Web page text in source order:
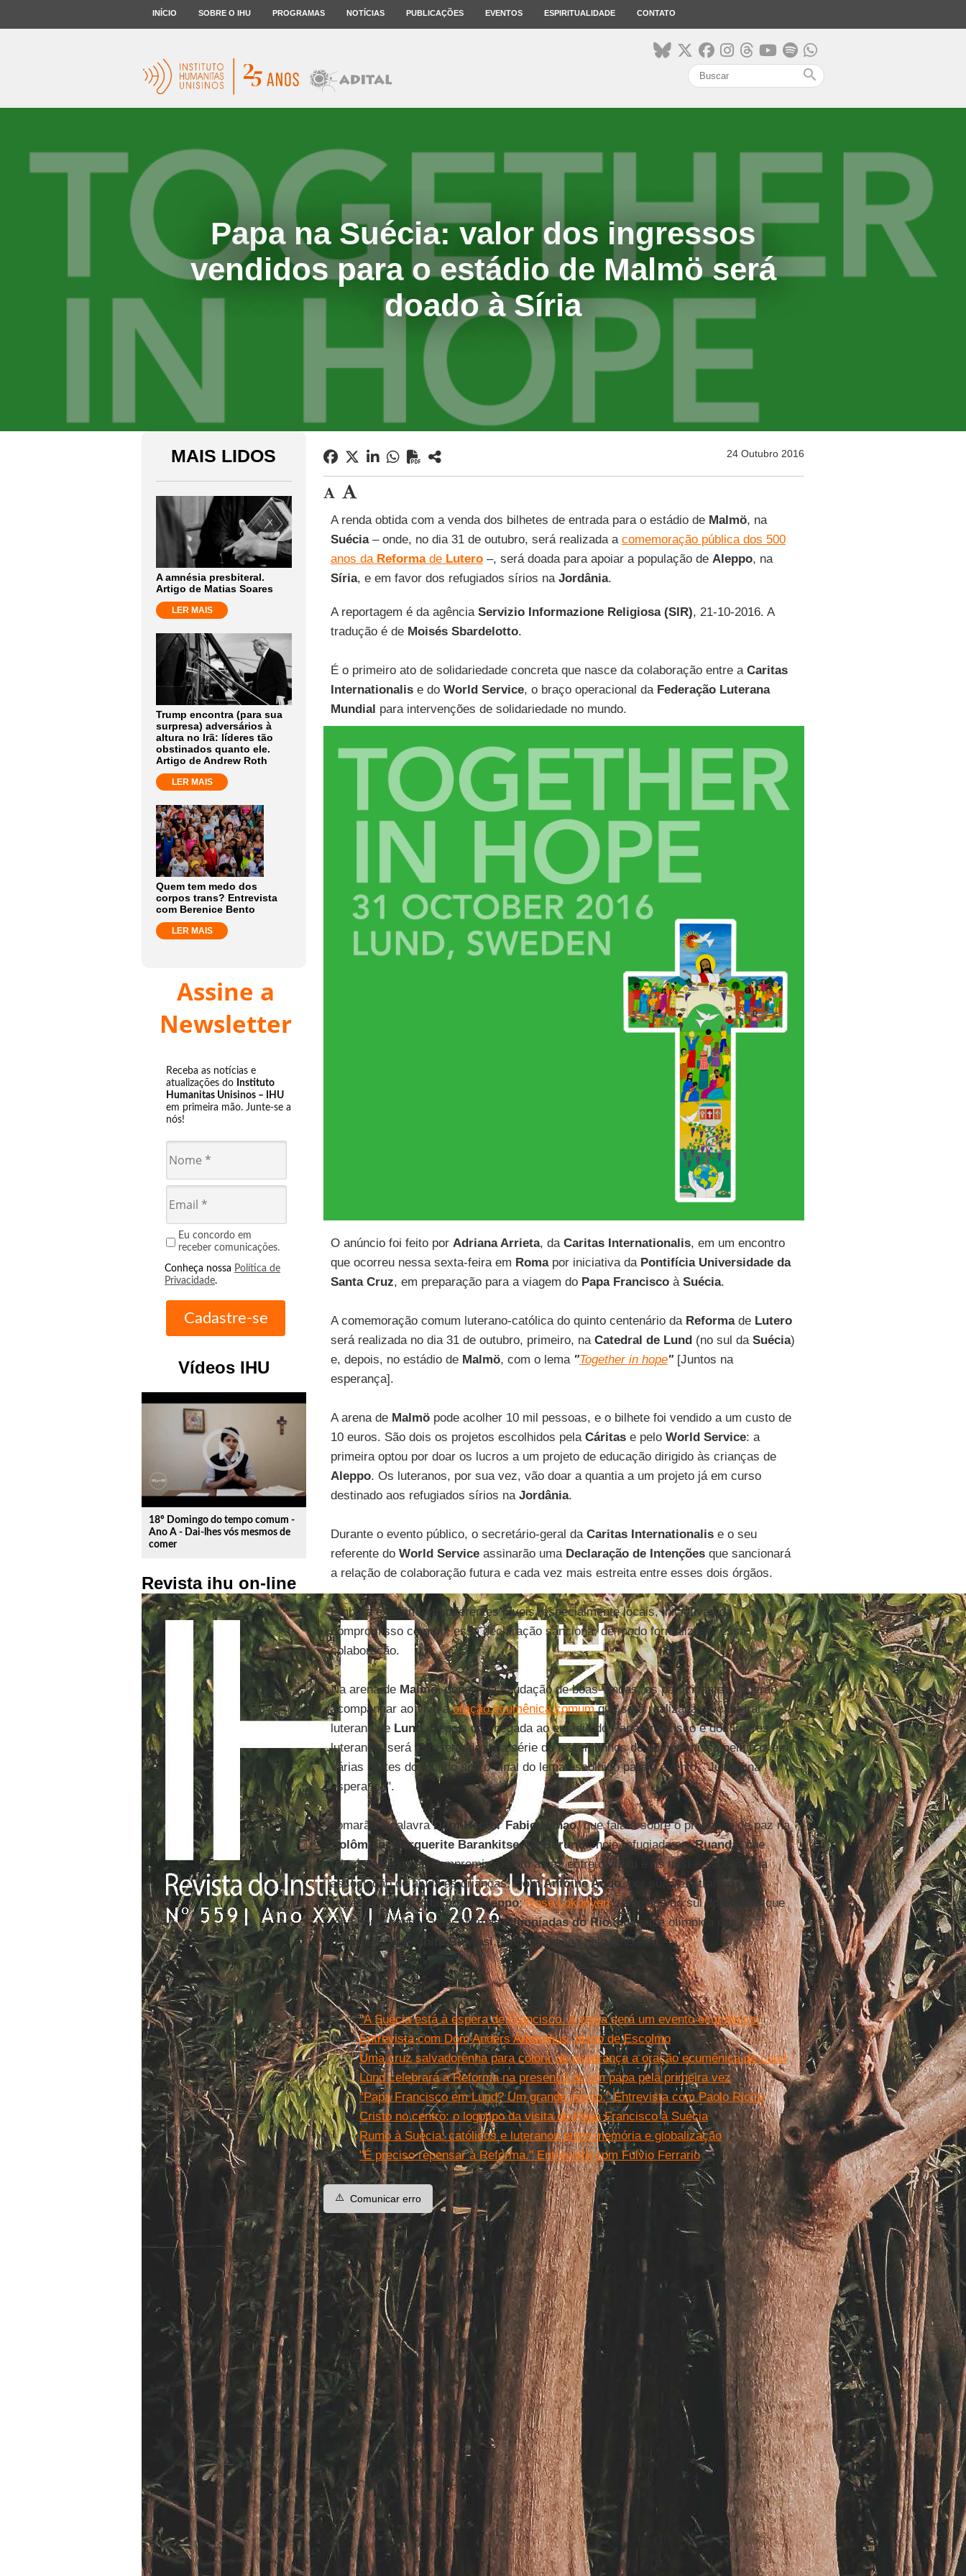
INÍCIO SOBRE O IHU PROGRAMAS NOTÍCIAS PUBLICAÇÕES EVENTOS ESPIRITUALIDADE CONTATO
search
Papa na Suécia: valor dos ingressos
vendidos para o estádio de Malmö será
doado à Síria
MAIS LIDOS
A amnésia presbiteral.
Artigo de Matias Soares
LER MAIS
Trump encontra (para sua
surpresa) adversários à
altura no Irã: líderes tão
obstinados quanto ele.
Artigo de Andrew Roth
LER MAIS
Quem tem medo dos
corpos trans? Entrevista
com Berenice Bento
LER MAIS
Assine a
Newsletter
Receba as notícias e
atualizações do Instituto
Humanitas Unisinos – IHU
em primeira mão. Junte-se a
nós!
Eu concordo em
receber comunicações.
Conheça nossa Política de
Privacidade.
Vídeos IHU
play_circle_outline
18º Domingo do tempo comum -
Ano A - Dai-lhes vós mesmos de
comer
Revista ihu on-line
24 Outubro 2016
A renda obtida com a venda dos bilhetes de entrada para o estádio de Malmö, na
Suécia– onde, no dia 31 de outubro, será realizada a comemoração pública dos 500
anos da Reformade Lutero–, será doada para apoiar a população de Aleppo, na
Síria, e em favor dos refugiados sírios na Jordânia.
A reportagem é da agência Servizio Informazione Religiosa (SIR), 21-10-2016. A
tradução é de Moisés Sbardelotto.
É o primeiro ato de solidariedade concreta que nasce da colaboração entre a Caritas
Internationalise do World Service, o braço operacional da Federação Luterana
Mundial para intervenções de solidariedade no mundo.
O anúncio foi feito por Adriana Arrieta, da Caritas Internationalis, em um encontro
que ocorreu nessa sexta-feira em Romapor iniciativa da Pontifícia Universidade da
Santa Cruz, em preparação para a viagem do Papa Franciscoà Suécia.
A comemoração comum luterano-católica do quinto centenário da Reformade Lutero
será realizada no dia 31 de outubro, primeiro, na Catedral de Lund(no sul da Suécia)
e, depois, no estádio de Malmö, com o lema "Together in hope"[Juntos na
esperança].
A arena de Malmöpode acolher 10 mil pessoas, e o bilhete foi vendido a um custo de
10 euros. São dois os projetos escolhidos pela Cáritase pelo World Service: a
primeira optou por doar os lucros a um projeto de educação dirigido às crianças de
Aleppo. Os luteranos, por sua vez, vão doar a quantia a um projeto já em curso
destinado aos refugiados sírios na Jordânia.
Durante o evento público, o secretário-geral da Caritas Internationalise o seu
referente do World Serviceassinarão uma Declaração de Intençõesque sancionará
a relação de colaboração futura e cada vez mais estreita entre esses dois órgãos.
Embora existam, em diferentes níveis, especialmente locais, iniciativas de
compromisso comum, essa declaração sanciona, de modo formalizado, essa
colaboração.
Na arena de Malmö, depois da saudação de boas-vindas, os participantes poderão
acompanhar ao vivo aoração ecumênica comumque será realizada na catedral
luterana de Lund . Depois da chegada ao estádio do Papa Francisco e dos líderes
luteranos, será apresentada uma série de testemunhos de compromisso pela paz em
várias partes do mundo sob o sinal do lema escolhido para o evento, "Juntos na
esperança".
Tomarão a palavraDom Hector Fabio Henao, que falará sobre o processo de paz na
Colômbia;Marguerite Barankitse, doBurundi, hoje refugiada emRuanda , que
falará sobre o seu compromisso com a paz entre os hutu e os tutsi e sobre a sua
associação de ajuda às crianças;Dom Antoine Audo, por sua vez, trará o seu
testemunho como bispo deAleppo;Rose Lokonyen, refugiada do sul do
, que
foi a porta-bandeira das últimasOlimpíadas do Rioda equipe olímpica dos
refugiados; ePranita Biswasi, ativista indiana pelo ambiente.
Leia mais:
"A Suécia está à espera de Francisco. A visita será um evento ecumênico."
Entrevista com Dom Anders Arborelius, bispo de Escolmo
Uma cruz salvadorenha para colorir de esperança a oração ecumênica de Lund
Lund celebrará a Reforma na presença de um papa pela primeira vez
"Papa Francisco em Lund? Um grande passo." Entrevista com Paolo Ricca
Cristo no centro: o logotipo da visita do Papa Francisco à Suécia
Rumo à Suécia: católicos e luteranos entre memória e globalização
"É preciso repensar a Reforma." Entrevista com Fulvio Ferrario
⚠️ Comunicar erro